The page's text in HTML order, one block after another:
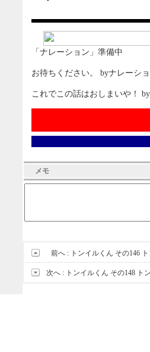
「ナレーション」準備中
お待ちください。 byナレーシ
これでこの話はおしまいや！
メモ
前へ : トンイルくん その146
次へ : トンイルくん その148 ト